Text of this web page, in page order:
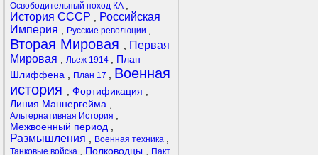
Освободительный поход КА
История СССР
Российская
Империя
Русские революции
Вторая Мировая
Первая
Мировая
Льеж 1914
План
Шлиффена
План 17
Военная
история
Фортификация
Линия Маннергейма
Альтернативная История
Межвоенный период
Размышления Военная техника
Танковые войска Полководцы
Пакт